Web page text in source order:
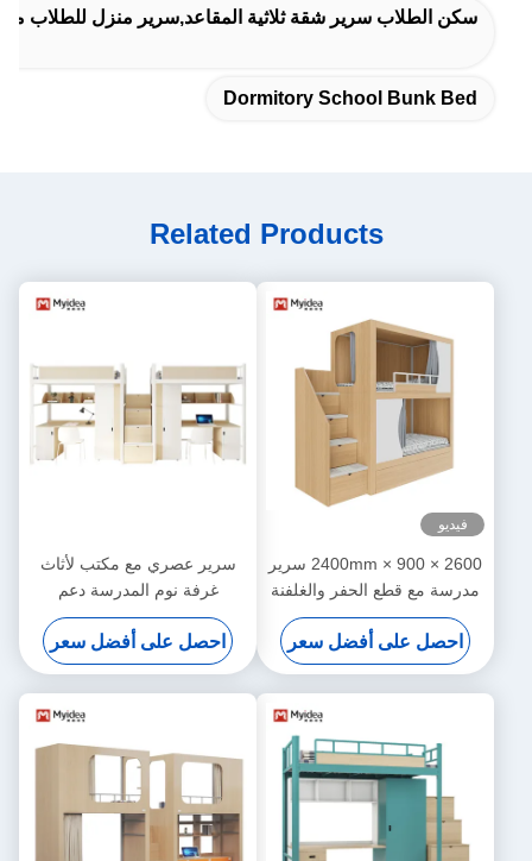
سكن الطلاب سرير شقة ثلاثية المقاعد,سرير منزل للطلاب من
Dormitory School Bunk Bed
Related Products
فيديو
2600 × 900 × 2400mm سرير
مدرسة مع قطع الحفر والغلفنة
دعم تخصيص
احصل على أفضل سعر
سرير عصري مع مكتب لأثاث
غرفة نوم المدرسة دعم
تخصيص
احصل على أفضل سعر